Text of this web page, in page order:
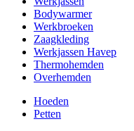
Bodywarmer
Werkbroeken
Zaagkleding
Werkjassen Havep
Thermohemden
Overhemden
Hoeden
Petten